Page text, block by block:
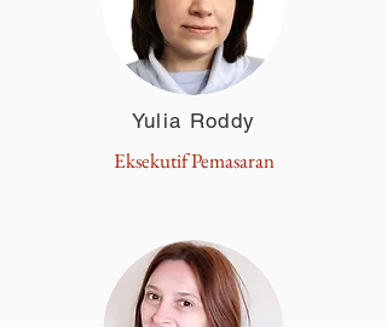
Yulia Roddy
Eksekutif Pemasaran